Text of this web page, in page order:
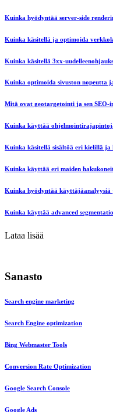
Kuinka hyödyntää server-side
Kuinka käsitellä ja optimoida
Kuinka käsitellä 3xx-
Kuinka optimoida sivuston nopeutta
Mitä ovat geotargetointi ja sen SEO-
Kuinka käyttää
Kuinka käsitellä sisältöä eri kielillä ja
Kuinka käyttää eri maiden
Kuinka hyödyntää käyttäjäanalyysiä
Kuinka käyttää advanced
Lataa lisää
Sanasto
Search engine marketing
Search Engine optimization
Bing Webmaster Tools
Conversion Rate Optimization
Google Search Console
Google Ads